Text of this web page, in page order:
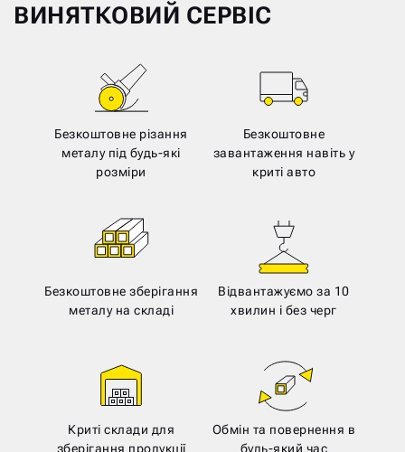
ВИНЯТКОВИЙ СЕРВІС
Безкоштовне різання
металу під будь-які
розміри
Безкоштовне
завантаження навіть у
криті авто
Безкоштовне зберігання
металу на складі
Відвантажуємо за 10
хвилин і без черг
Криті склади для
зберігання продукції
Обмін та повернення в
будь-який час